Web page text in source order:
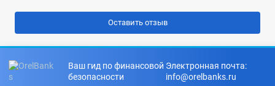
Ваш гид по финансовой
безопасности
Электронная почта:
info@orelbanks.ru